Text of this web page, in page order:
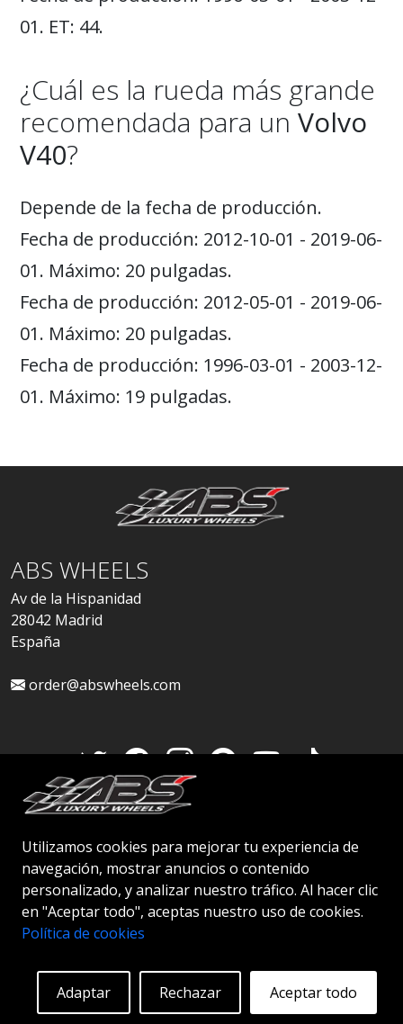
Utilizamos cookies para mejorar tu experiencia de
navegación, mostrar anuncios o contenido
personalizado, y analizar nuestro tráfico. Al hacer clic
en "Aceptar todo", aceptas nuestro uso de cookies.
Política de cookies
Aceptar todo
Rechazar
Adaptar
01. ET: 44.
¿Cuál es la rueda más grande
recomendada para un Volvo
V40?
Depende de la fecha de producción.
Fecha de producción: 2012-10-01 - 2019-06-
01. Máximo: 20 pulgadas.
Fecha de producción: 2012-05-01 - 2019-06-
01. Máximo: 20 pulgadas.
Fecha de producción: 1996-03-01 - 2003-12-
01. Máximo: 19 pulgadas.
ABS WHEELS
Av de la Hispanidad
28042 Madrid
España
order@abswheels.com
Cuenta de distribuidor
© 2026 ABS WHEELS - Todos los derechos